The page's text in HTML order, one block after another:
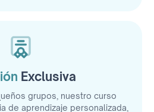
Exclusiva
grupos, nuestro curso
de aprendizaje personalizada,